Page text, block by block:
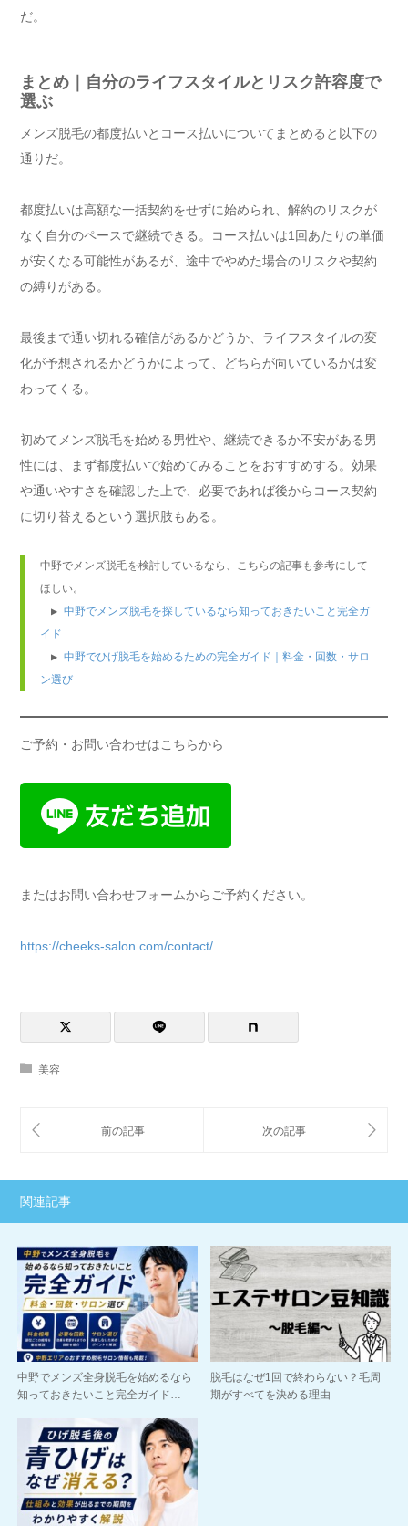
だ。
まとめ｜自分のライフスタイルとリスク許容度で
選ぶ
メンズ脱毛の都度払いとコース払いについてまとめると以下の
通りだ。
都度払いは高額な一括契約をせずに始められ、解約のリスクが
なく自分のペースで継続できる。コース払いは1回あたりの単価
が安くなる可能性があるが、途中でやめた場合のリスクや契約
の縛りがある。
最後まで通い切れる確信があるかどうか、ライフスタイルの変
化が予想されるかどうかによって、どちらが向いているかは変
わってくる。
初めてメンズ脱毛を始める男性や、継続できるか不安がある男
性には、まず都度払いで始めてみることをおすすめする。効果
や通いやすさを確認した上で、必要であれば後からコース契約
に切り替えるという選択肢もある。
中野でメンズ脱毛を検討しているなら、こちらの記事も参考にして
ほしい。
▶ 中野でメンズ脱毛を探しているなら知っておきたいこと完全ガ
イド
▶ 中野でひげ脱毛を始めるための完全ガイド｜料金・回数・サロ
ン選び
ご予約・お問い合わせはこちらから
またはお問い合わせフォームからご予約ください。
https://cheeks-salon.com/contact/
美容
関連記事
中野でメンズ全身脱毛を始めるなら
知っておきたいこと完全ガイド…
脱毛はなぜ1回で終わらない？毛周
期がすべてを決める理由